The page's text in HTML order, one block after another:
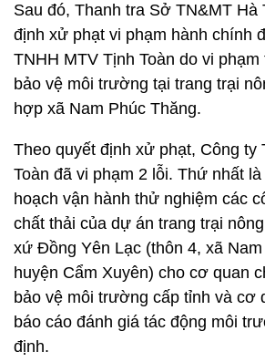
Sau đó, Thanh tra Sở TN&MT Hà
định xử phạt vi phạm hành chính
TNHH MTV Tịnh Toàn do vi
bảo vệ môi trường tại trang trại
hợp xã Nam Phúc Thăng.
Theo quyết định xử phạt, Công ty
Toàn đã vi phạm 2 lỗi. Thứ nhất
hoạch vận hành thử nghiệm các
chất thải của dự án trang trại
xứ Đồng Yên Lạc (thôn 4, xã
huyện Cẩm Xuyên) cho cơ quan
bảo vệ môi trường cấp tỉnh và cơ
báo cáo đánh giá tác động môi
định.